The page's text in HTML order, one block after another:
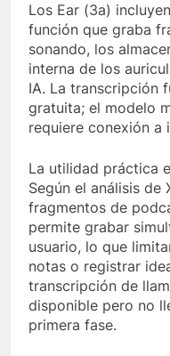
Los Ear (3a) incluyen
función que graba
sonando, los
interna de los
IA. La transcripción
gratuita; el modelo
requiere conexión a
La utilidad práctica
Según el análisis de
fragmentos de
permite grabar
usuario, lo que
notas o registrar
transcripción de
disponible pero no
primera fase.